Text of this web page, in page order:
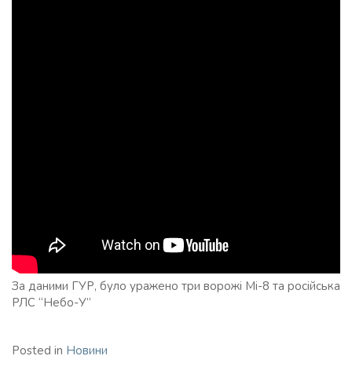
За даними ГУР, було уражено три ворожі Мі-8 та російська
РЛС “Небо-У”
Posted in Новини